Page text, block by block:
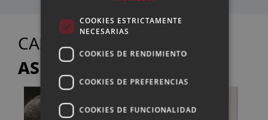
CASANOVA FOTO
ASESORA
COOKIES ESTRICTAMENTE
NECESARIAS
COOKIES DE RENDIMIENTO
COOKIES DE PREFERENCIAS
COOKIES DE FUNCIONALIDAD